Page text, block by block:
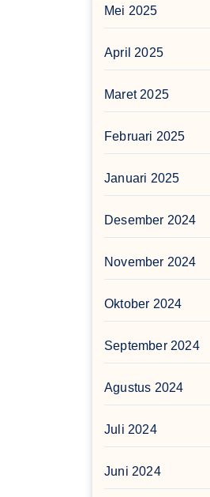
Mei 2025
April 2025
Maret 2025
Februari 2025
Januari 2025
Desember 2024
November 2024
Oktober 2024
September 2024
Agustus 2024
Juli 2024
Juni 2024